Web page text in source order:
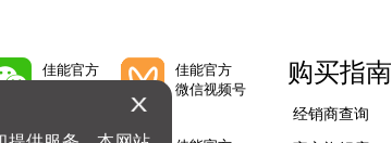
佳能官方
佳能官方
微信视频号
购买指南
经销商查询